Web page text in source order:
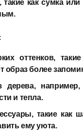
как сумка
оттенков,
образ более
дерева,
и тепла.
такие как
ему уюта.